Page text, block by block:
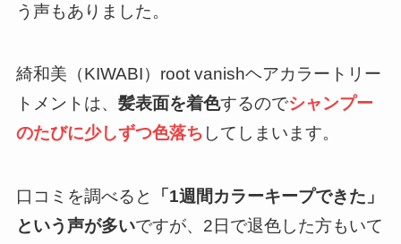
う声もありました。
綺和美（KIWABI）root vanishヘアカラートリー
トメントは、 髪表面を着色するのでシャンプー
のたびに少しずつ色落ち してしまいます。
口コミを調べると
「1週間カラーキープできた」
という声が多いですが、2日で退色した方もいて